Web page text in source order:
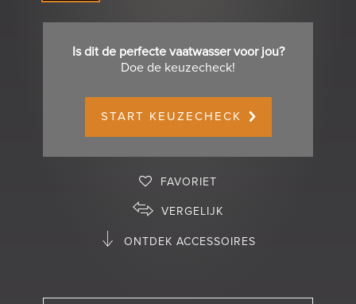
Is dit de perfecte vaatwasser voor jou?
Doe de keuzecheck!
START KEUZECHECK
FAVORIET
VERGELIJK
ONTDEK ACCESSOIRES